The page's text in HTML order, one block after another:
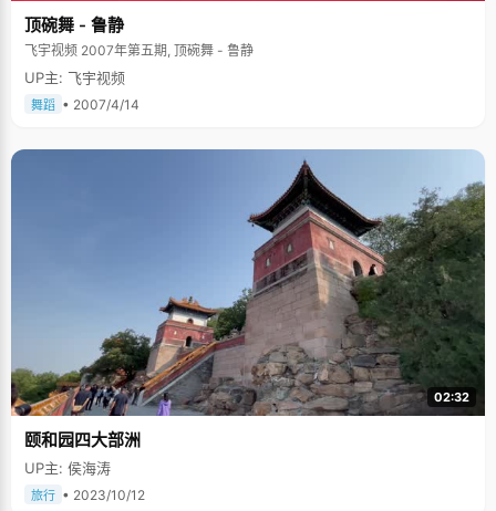
顶碗舞 - 鲁静
飞宇视频 2007年第五期, 顶碗舞 - 鲁静
UP主: 飞宇视频
舞蹈 • 2007/4/14
02:32
颐和园四大部洲
UP主: 侯海涛
旅行 • 2023/10/12